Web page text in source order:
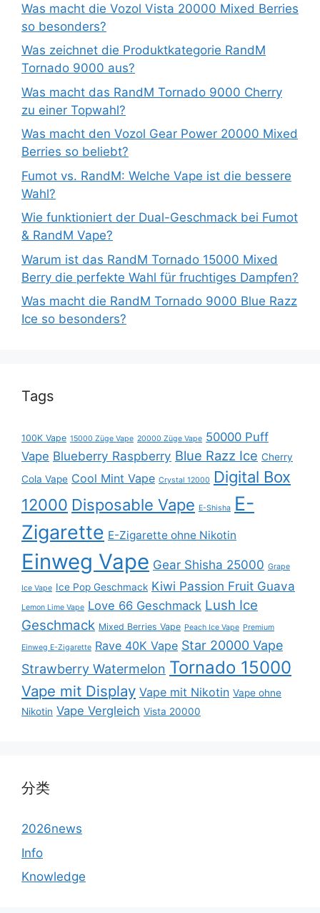
Was macht die Vozol Vista 20000 Mixed Berries
so besonders?
Was zeichnet die Produktkategorie RandM
Tornado 9000 aus?
Was macht das RandM Tornado 9000 Cherry
zu einer Topwahl?
Was macht den Vozol Gear Power 20000 Mixed
Berries so beliebt?
Fumot vs. RandM: Welche Vape ist die bessere
Wahl?
Wie funktioniert der Dual-Geschmack bei Fumot
& RandM Vape?
Warum ist das RandM Tornado 15000 Mixed
Berry die perfekte Wahl für fruchtiges Dampfen?
Was macht die RandM Tornado 9000 Blue Razz
Ice so besonders?
Tags
100K Vape 15000 Züge Vape 20000 Züge Vape 50000 Puff
Vape Blueberry Raspberry Blue Razz Ice Cherry
Cola Vape Cool Mint Vape Crystal 12000
Digital Box
12000 Disposable Vape E-Shisha E-
Zigarette E-Zigarette ohne Nikotin
Einweg Vape Gear Shisha 25000 Grape
Ice Vape Ice Pop Geschmack Kiwi Passion Fruit Guava
Lemon Lime Vape Love 66 Geschmack Lush Ice
Geschmack Mixed Berries Vape Peach Ice Vape Premium
Einweg E-Zigarette Rave 40K Vape Star 20000 Vape
Strawberry Watermelon Tornado 15000
Vape mit Display Vape mit Nikotin Vape ohne
Nikotin Vape Vergleich Vista 20000
分类
2026news
Info
Knowledge